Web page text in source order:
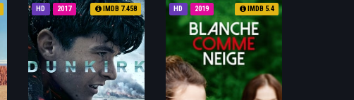
HD 2017 IMDB 7.458 HD 2019 IMDB 5.4